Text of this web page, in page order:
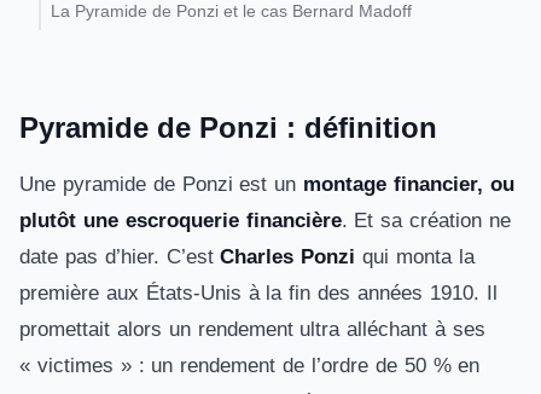
La Pyramide de Ponzi et le cas Bernard Madoff
Pyramide de Ponzi : définition
Une pyramide de Ponzi est un montage financier, ou
plutôt une escroquerie financière. Et sa création ne
date pas d’hier. C’estCharles Ponzi qui monta la
première aux États-Unis à la fin des années 1910. Il
promettait alors un rendement ultra alléchant à ses
« victimes » : un rendement de l’ordre de 50 % en